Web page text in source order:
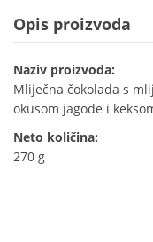
Opis proizvoda
Naziv proizvoda:
Mliječna čokolada s
okusom jagode i
Neto količina:
270 g